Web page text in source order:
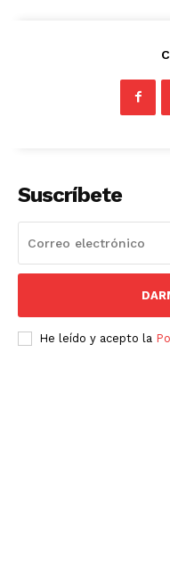
Suscríbete
He leído y acepto la